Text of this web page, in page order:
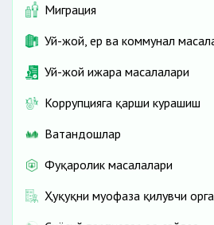
Миграция
Уй-жой, ер ва коммунал
Уй-жой ижара масалалари
Коррупцияга қарши курашиш
Ватандошлар
Фуқаролик масалалари
Ҳуқуқни муҳофаза қилувчи